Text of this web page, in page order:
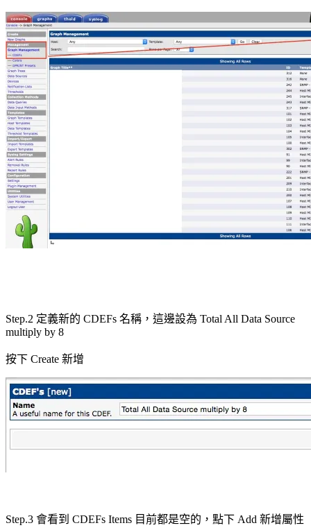
Step.2 定義新的 CDEFs 名稱，這邊設為 Total All Data Source
multiply by 8
按下 Create 新增
Step.3 會看到 CDEFs Items 目前都是空的，點下 Add 新增屬性